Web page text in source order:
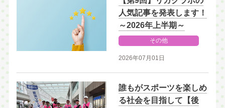
人気記事を発表します！
～2026年上半期～
その他
2026年07月01日
誰もがスポーツを楽しめ
る社会を目指して【後